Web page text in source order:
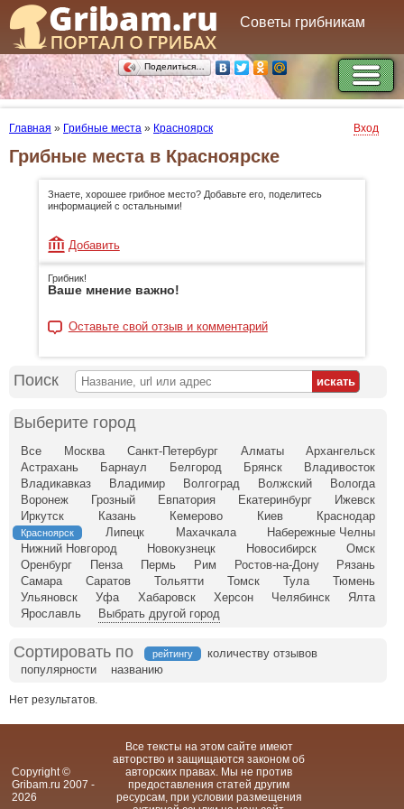
Советы грибникам
Поделиться…
Главная » Грибные места » Красноярск Вход
Грибные места в Красноярске
Знаете, хорошее грибное место? Добавьте его, поделитесь
информацией с остальными!
Добавить
Грибник!
Ваше мнение важно!
Оставьте свой отзыв и комментарий
Поиск
Выберите город
Все Москва Санкт-Петербург Алматы
Архангельск
Астрахань
Барнаул Белгород Брянск
Владивосток
Владикавказ
Владимир Волгоград Волжский
Вологда
Воронеж
Грозный Евпатория Екатеринбург
Ижевск
Иркутск
Казань Кемерово Киев Краснодар
Красноярск Липецк Махачкала
Набережные Челны
Нижний Новгород
Новокузнецк Новосибирск
Омск
Оренбург
Пенза Пермь Рим Ростов-на-Дону
Рязань
Самара
Саратов Тольятти Томск Тула
Тюмень
Ульяновск
Уфа Хабаровск Херсон Челябинск
Ялта
Ярославль
Выбрать другой город
Сортировать по рейтингу
количеству отзывов
популярности
названию
Нет результатов.
Copyright ©
Gribam.ru 2007 -
2026
Все тексты на этом сайте имеют
авторство и защищаются законом об
авторских правах. Мы не против
предоставления статей другим
ресурсам, при условии размещения